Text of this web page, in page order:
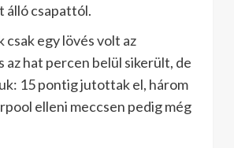
álló csapattól.
csak egy lövés volt az
az hat percen belül sikerült, de
15 pontig jutottak el, három
elleni meccsen pedig még